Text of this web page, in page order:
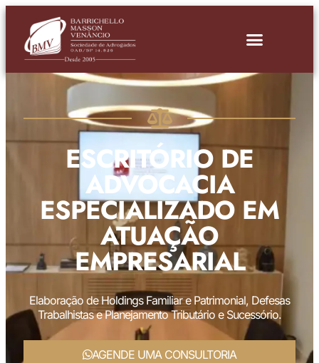
ESCRITÓRIO DE
ADVOCACIA
ESPECIALIZADO EM
ATUAÇÃO
EMPRESARIAL
Elaboração de Holdings Familiar e Patrimonial, Defesas
Trabalhistas e Planejamento Tributário e Sucessório.
AGENDE UMA CONSULTORIA